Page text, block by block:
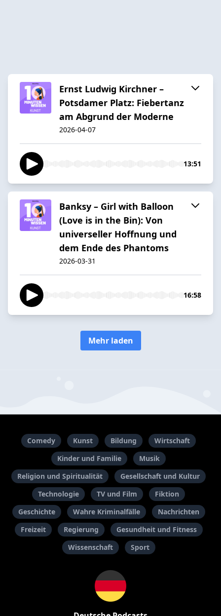
Ernst Ludwig Kirchner –
Potsdamer Platz: Fiebertanz
am Abgrund der Moderne
2026-04-07
13:51
Banksy – Girl with Balloon
(Love is in the Bin): Von
universeller Hoffnung und
dem Ende des Phantoms
2026-03-31
16:58
Mehr laden
Comedy Kunst Bildung
Wirtschaft
Kinder und Familie
Musik
Religion und Spiritualität
Gesellschaft und Kultur
Technologie
TV und Film
Fiktion
Geschichte
Wahre Kriminalfälle
Nachrichten
Freizeit
Regierung
Gesundheit und Fitness
Wissenschaft
Sport